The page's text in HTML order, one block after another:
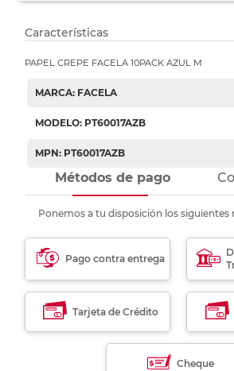
Características
PAPEL CREPE FACELA 10PACK AZUL M
MARCA: FACELA
MODELO: PT60017AZB
MPN: PT60017AZB
Métodos de pago
Ponemos a tu disposición los siguientes
Pago contra entrega
Tarjeta de Crédito
Cheque